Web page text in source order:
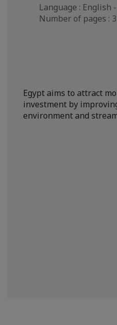
Language : English
Number of pages :
Egypt aims to attract
investment by
environment and